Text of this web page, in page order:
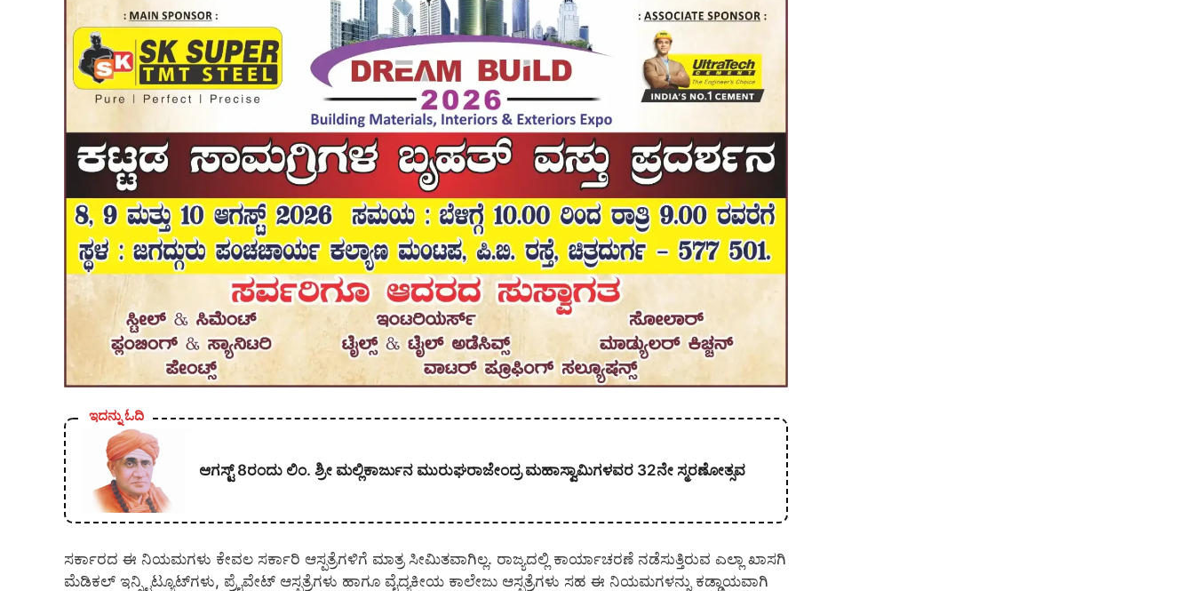
ಇದನ್ನು ಓದಿ
ಆಗಸ್ಟ್ 8ರಂದು ಲಿಂ. ಶ್ರೀ ಮಲ್ಲಿಕಾರ್ಜುನ ಮುರುಘರಾಜೇಂದ್ರ ಮಹಾಸ್ವಾಮಿಗಳವರ 32ನೇ ಸ್ಮರಣೋತ್ಸವ
ಸರ್ಕಾರದ ಈ ನಿಯಮಗಳು ಕೇವಲ ಸರ್ಕಾರಿ ಆಸ್ಪತ್ರೆಗಳಿಗೆ ಮಾತ್ರ ಸೀಮಿತವಾಗಿಲ್ಲ. ರಾಜ್ಯದಲ್ಲಿ ಕಾರ್ಯಾಚರಣೆ ನಡೆಸುತ್ತಿರುವ ಎಲ್ಲಾ ಖಾಸಗಿ
ಮೆಡಿಕಲ್ ಇನ್ಸ್ಟಿಟ್ಯೂಟ್‌ಗಳು, ಪ್ರೈವೇಟ್ ಆಸ್ಪತ್ರೆಗಳು ಹಾಗೂ ವೈದ್ಯಕೀಯ ಕಾಲೇಜು ಆಸ್ಪತ್ರೆಗಳು ಸಹ ಈ ನಿಯಮಗಳನ್ನು ಕಡ್ಡಾಯವಾಗಿ